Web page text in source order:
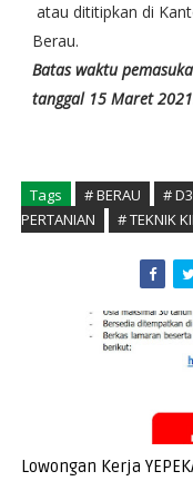
atau dititipkan di
Berau.
Batas waktu
tanggal 15 Maret
Tags # BERAU # D3
PERTANIAN
# TEKNIK
Lowongan Kerja